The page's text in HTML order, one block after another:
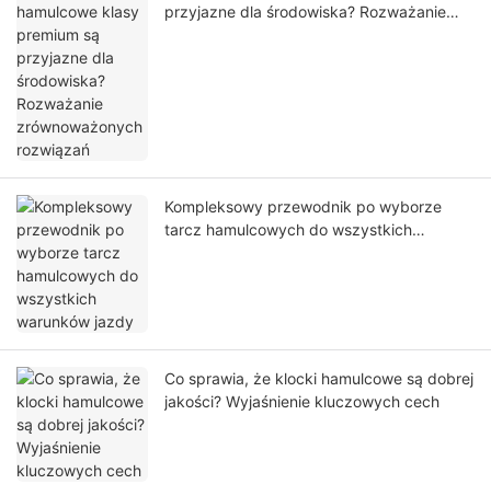
przyjazne dla środowiska? Rozważanie
Kompleksowy przewodnik po wyborze
tarcz hamulcowych do wszystkich
Co sprawia, że ​​klocki hamulcowe są dobrej
jakości? Wyjaśnienie kluczowych cech